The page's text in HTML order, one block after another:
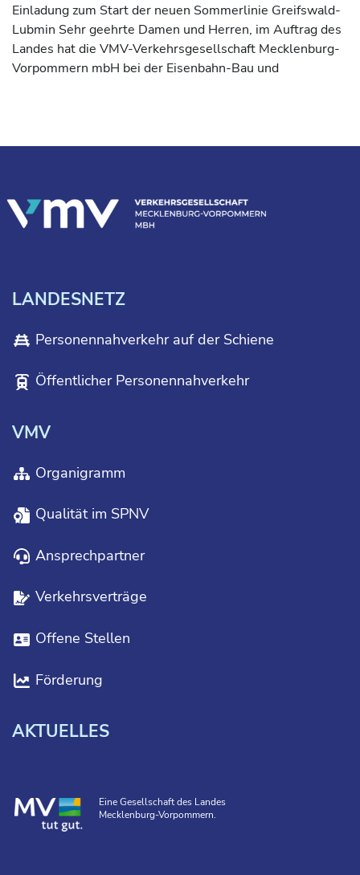
Einladung zum Start der neuen Sommerlinie Greifswald-
Lubmin Sehr geehrte Damen und Herren, im Auftrag des
Landes hat die VMV-Verkehrsgesellschaft Mecklenburg-
Vorpommern mbH bei der Eisenbahn-Bau und
Eine Gesellschaft des Landes
Mecklenburg-Vorpommern.
LANDESNETZ
Personennahverkehr auf der Schiene
Öffentlicher Personennahverkehr
VMV
Organigramm
Qualität im SPNV
Ansprechpartner
Verkehrsverträge
Offene Stellen
Förderung
AKTUELLES